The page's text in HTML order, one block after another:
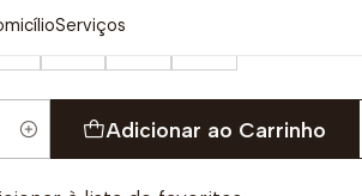
Serviços
Adicionar ao Carrinho